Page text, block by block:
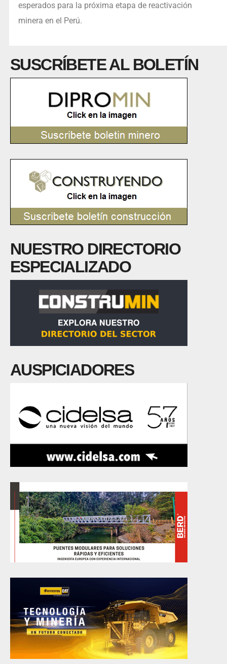
esperados para la próxima etapa de reactivación
minera en el Perú.
SUSCRÍBETE AL BOLETÍN
NUESTRO DIRECTORIO
ESPECIALIZADO
AUSPICIADORES